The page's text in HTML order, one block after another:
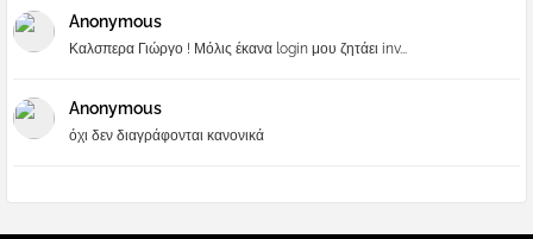
Anonymous
Καλσπερα Γιώργο ! Μόλις έκανα login μου ζητάει inv...
Anonymous
όχι δεν διαγράφονται κανονικά